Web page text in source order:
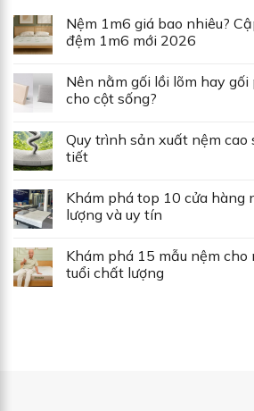
Nệm 1m6 giá bao nhiêu?
đệm 1m6 mới 2026
Nên nằm gối lồi lõm hay
cho cột sống?
Quy trình sản xuất nệm cao
tiết
Khám phá top 10 cửa hàng
lượng và uy tín
Khám phá 15 mẫu nệm cho
tuổi chất lượng